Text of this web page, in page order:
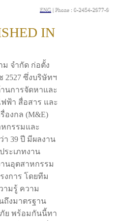
ENG | Phone : 0-2454-2977-9
IN
จำกัด ก่อตั้ง
2527 ซึ่งบริษัทฯ
นการจัดหาและ
ฟ้า สื่อสาร และ
องกล (M&E)
กรรมและ
39 ปี มีผลงาน
ระเภทงาน
นอุตสาหกรรม
งการ โดยทีม
ามรู้ ความ
ถึงมาตรฐาน
ย พร้อมกันนี้ทา